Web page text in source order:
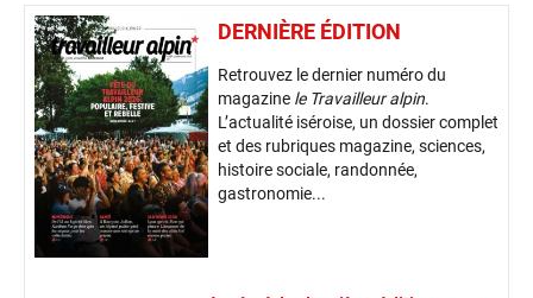
DERNIÈRE ÉDITION
Retrouvez le dernier numéro du
magazine le Travailleur alpin.
L’actualité iséroise, un dossier complet
et des rubriques magazine, sciences,
histoire sociale, randonnée,
gastronomie...